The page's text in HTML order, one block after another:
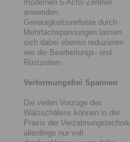
modernen 5-Achs-Zentren
anwenden.
Genauigkeitsverluste durch
Mehrfachspannungen lassen
sich dabei ebenso reduzieren
wie die Bearbeitungs- und
Rüstzeiten.
Verformungsfrei Spannen
Die vielen Vorzüge des
Wälzschälens können in der
Praxis der Verzahnungstechnik
allerdings nur voll